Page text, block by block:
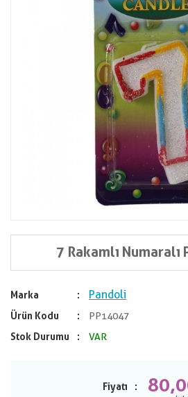
7 Rakamlı Numaralı
Marka Pandoli
Ürün Kodu
PP14047
Stok Durumu
VAR
Fiyatı